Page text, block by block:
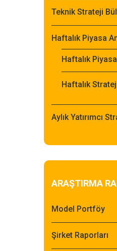
Teknik Strateji
Haftalık Piyasa
Haftalık
Haftalık
Aylık Yatırımcı
ARAŞTIRMA
Model Portföy
Şirket Raporları